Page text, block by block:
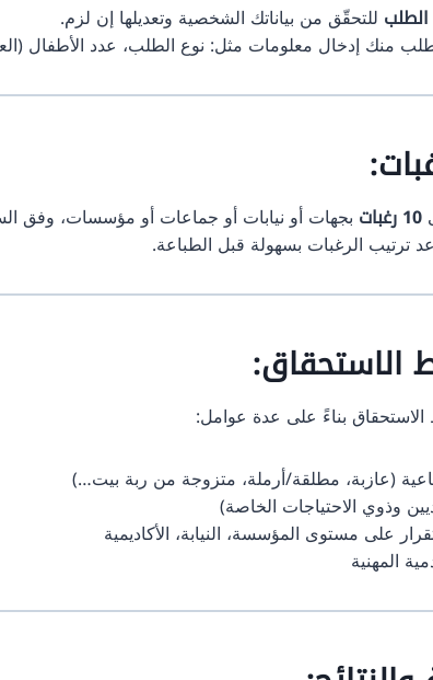
للتحقّق من بياناتك الشخصية وتعديلها إن لزم.
منك إدخال معلومات مثل: نوع الطلب، عدد الأطفال
10 رغبات بجهات أو نيابات أو جماعات أو مؤسسات، وفق
ترتيب الرغبات بسهولة قبل الطباعة.
الاستحقاق:
بناءً على عدة عوامل:
(عازبة، مطلقة/أرملة، متزوجة من ربة بيت…)
وذوي الاحتياجات الخاصة)
على مستوى المؤسسة، النيابة، الأكاديمية
المهنية